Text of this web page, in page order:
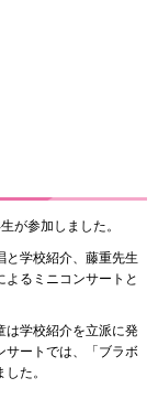
が参加しました。
と学校紹介、藤重先生
よるミニコンサートと
は学校紹介を立派に発
サートでは、「ブラボ
た。